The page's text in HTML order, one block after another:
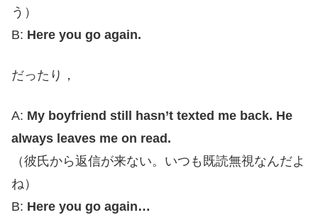
う）
B: Here you go again.
だったり，
A: My boyfriend still hasn’t texted me back. He
always leaves me on read.
（彼氏から返信が来ない。いつも既読無視なんだよ
ね）
B: Here you go again…